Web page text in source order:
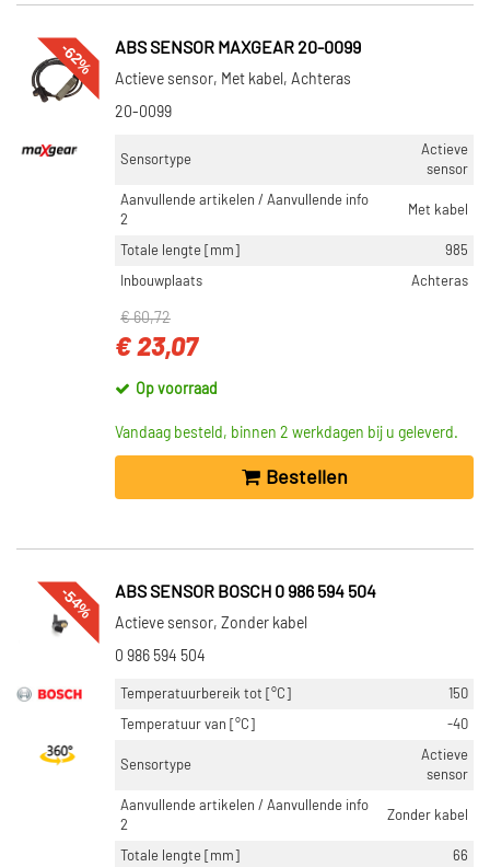
-62% ABS SENSOR MAXGEAR 20-0099
Actieve sensor, Met kabel, Achteras
20-0099
Sensortype
Actieve
sensor
Aanvullende artikelen / Aanvullende info
2
Met kabel
Totale lengte [mm]
985
Inbouwplaats
Achteras
€ 60,72
€ 23,07
Op voorraad
Vandaag besteld, binnen 2 werkdagen bij u geleverd.
Bestellen
-54% ABS SENSOR BOSCH 0 986 594 504
Actieve sensor, Zonder kabel
0 986 594 504
Temperatuurbereik tot [°C]
150
Temperatuur van [°C]
-40
Sensortype
Actieve
sensor
Aanvullende artikelen / Aanvullende info
2
Zonder kabel
Totale lengte [mm] 66